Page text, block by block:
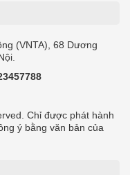
(VNTA), 68 Dương
Chỉ được phát hành
ý bằng văn bản của